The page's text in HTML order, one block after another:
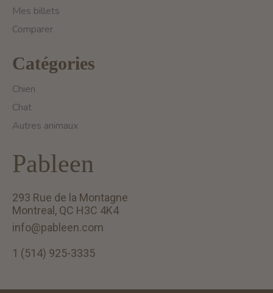
Mes billets
Comparer
Catégories
Chien
Chat
Autres animaux
Pableen
293 Rue de la Montagne
Montreal, QC H3C 4K4
info@pableen.com
1 (514) 925-3335